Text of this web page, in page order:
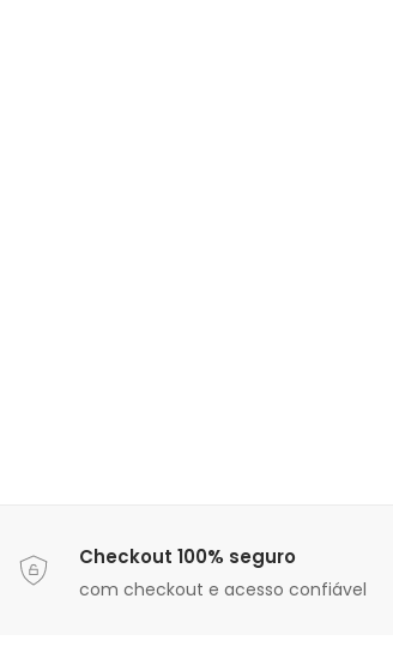
Checkout 100% seguro
com checkout e acesso confiável